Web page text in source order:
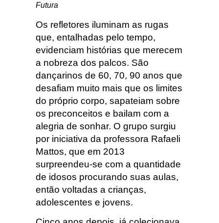
Futura
Os refletores iluminam as rugas
que, entalhadas pelo tempo,
evidenciam histórias que merecem
a nobreza dos palcos. São
dançarinos de 60, 70, 90 anos que
desafiam muito mais que os limites
do próprio corpo, sapateiam sobre
os preconceitos e bailam com a
alegria de sonhar. O grupo surgiu
por iniciativa da professora Rafaeli
Mattos, que em 2013
surpreendeu-se com a quantidade
de idosos procurando suas aulas,
então voltadas a crianças,
adolescentes e jovens.